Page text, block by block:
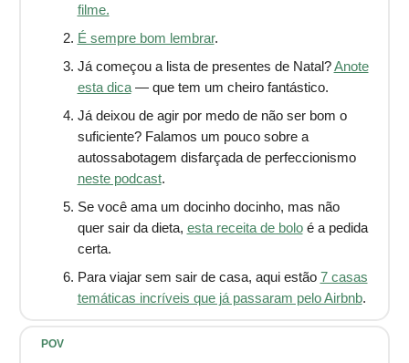
filme.
É sempre bom lembrar.
Já começou a lista de presentes de Natal?Anote
esta dica— que tem um cheiro fantástico.
Já deixou de agir por medo de não ser bom o
suficiente? Falamos um pouco sobre a
autossabotagem disfarçada de perfeccionismo
neste podcast.
Se você ama um docinho docinho, mas não
quer sair da dieta, esta receita de boloé a pedida
certa.
Para viajar sem sair de casa, aqui estão 7 casas
temáticas incríveis que já passaram pelo Airbnb.
POV